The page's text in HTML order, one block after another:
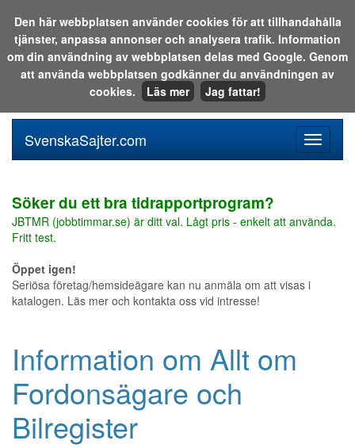
Sök i katalogen eller på webben:
meny
SvenskaSajter.com
Söker du ett bra tidrapportprogram?
JBTMR (jobbtimmar.se) är ditt val. Lågt pris - enkelt att använda.
Fritt test.
Öppet igen!
Seriösa företag/hemsideägare kan nu anmäla om att visas i
katalogen. Läs mer och kontakta oss vid intresse!
Information om Allt om
Fordonsägare och
Bilregister
Den här webbplatsen använder cookies för att tillhandahålla
tjänster, anpassa annonser och analysera trafik. Information
om din användning av webbplatsen delas med Google. Genom
att använda webbplatsen godkänner du användningen av
cookies.
Läs mer Jag fattar!